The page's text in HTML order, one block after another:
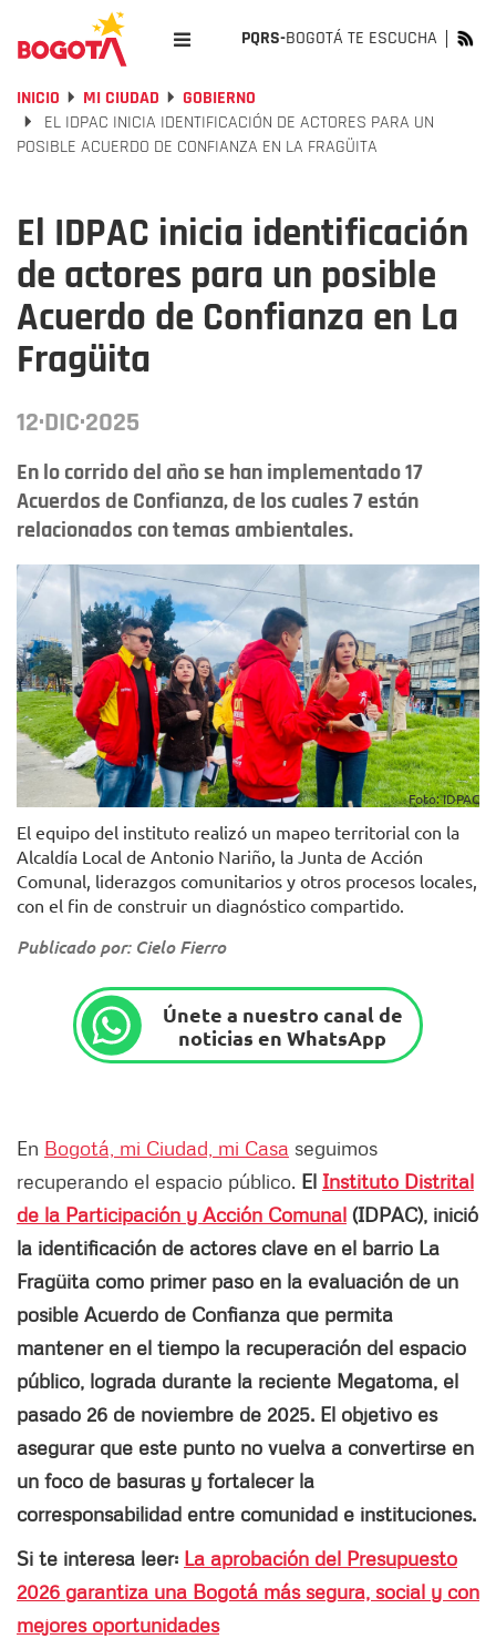
PQRS-BOGOTÁ TE ESCUCHA
INICIO MI CIUDAD
GOBIERNO
EL IDPAC INICIA IDENTIFICACIÓN DE ACTORES PARA UN
POSIBLE ACUERDO DE CONFIANZA EN LA FRAGÜITA
El IDPAC inicia identificación
de actores para un posible
Acuerdo de Confianza en La
Fragüita
12·DIC·2025
En lo corrido del año se han implementado 17
Acuerdos de Confianza, de los cuales 7 están
relacionados con temas ambientales.
Foto: IDPAC
El equipo del instituto realizó un mapeo territorial con la
Alcaldía Local de Antonio Nariño, la Junta de Acción
Comunal, liderazgos comunitarios y otros procesos locales,
con el fin de construir un diagnóstico compartido.
Publicado por: Cielo Fierro
Únete a nuestro canal de
noticias en WhatsApp
En Bogotá, mi Ciudad, mi Casa seguimos
recuperando el espacio público. El Instituto Distrital
de la Participación y Acción Comunal (IDPAC), inició
la identificación de actores clave en el barrio La
Fragüita como primer paso en la evaluación de un
posible Acuerdo de Confianza que permita
mantener en el tiempo la recuperación del espacio
público, lograda durante la reciente Megatoma, el
pasado 26 de noviembre de 2025. El objetivo es
asegurar que este punto no vuelva a convertirse en
un foco de basuras y fortalecer la
corresponsabilidad entre comunidad e instituciones.
Si te interesa leer: La aprobación del Presupuesto
2026 garantiza una Bogotá más segura, social y con
mejores oportunidades